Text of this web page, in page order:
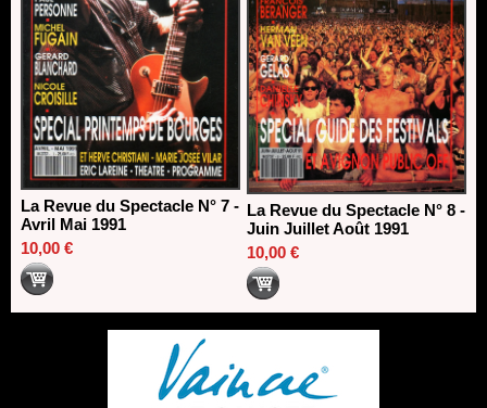
La Revue du Spectacle N° 7 -
Avril Mai 1991
10,00 €
La Revue du Spectacle N° 8 -
Juin Juillet Août 1991
10,00 €